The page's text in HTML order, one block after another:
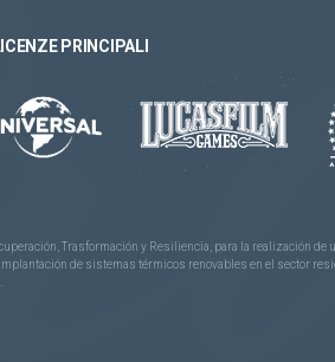
PRINCIPALI
Trasformación y Resiliencia, para la realización
de sistemas térmicos renovables en el sector